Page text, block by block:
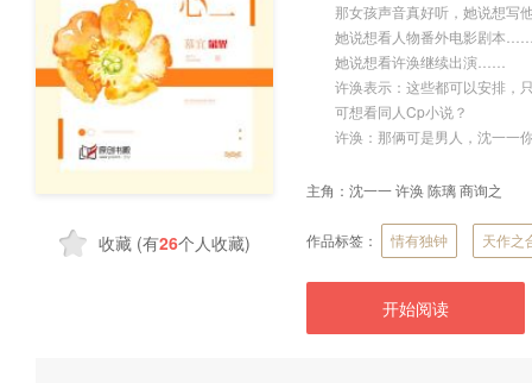
收藏 (有26个人收藏)
那女孩声音真好听，她说想写
她说想看人物番外电影剧本
她说想看许涣继续出演……
许涣表示：这些都可以安排，
可想看同人Cp小说？
许涣：那俩可是男人，沈一一
主角： 沈一一 许涣 陈璃 商询之
作品标签： 情有独钟 天作之
开始阅读